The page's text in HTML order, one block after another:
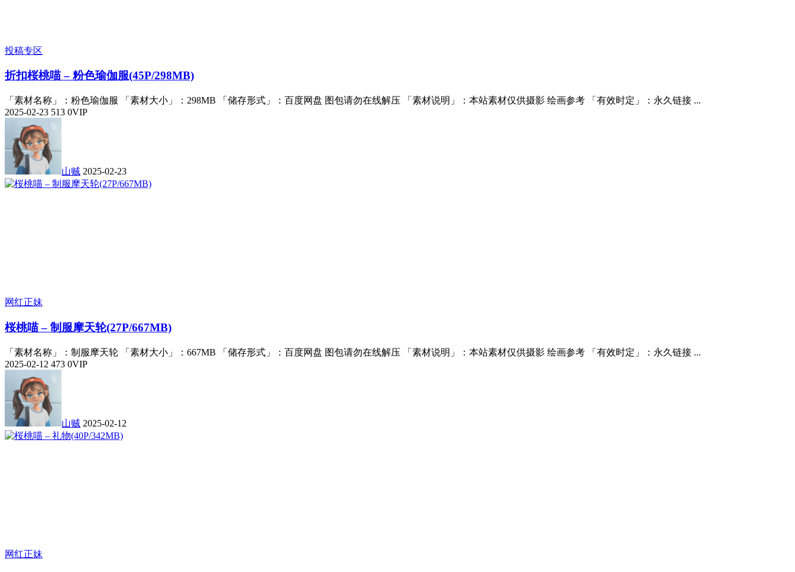
投稿专区
折扣桜桃喵 – 粉色瑜伽服(45P/298MB)
「素材名称」：粉色瑜伽服 「素材大小」：298MB 「储存形式」：百度网盘 图包请勿在线解压 「素材说明」：本站素材仅供摄影 绘画参考 「有效时定」：永久链接 ...
2025-02-23 513 0VIP
山贼 2025-02-23
网红正妹
桜桃喵 – 制服摩天轮(27P/667MB)
「素材名称」：制服摩天轮 「素材大小」：667MB 「储存形式」：百度网盘 图包请勿在线解压 「素材说明」：本站素材仅供摄影 绘画参考 「有效时定」：永久链接 ...
2025-02-12 473 0VIP
山贼 2025-02-12
网红正妹